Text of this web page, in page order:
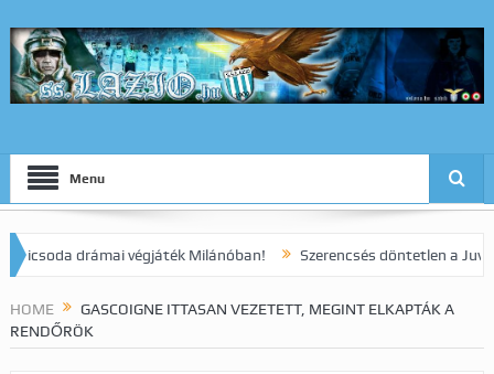
Menu
drámai végjáték Milánóban! Szerencsés döntetlen a Juve
HOME
GASCOIGNE ITTASAN VEZETETT, MEGINT ELKAPTÁK A
RENDŐRÖK